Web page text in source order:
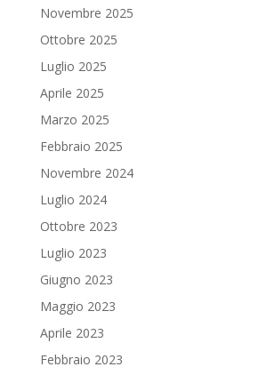
Novembre 2025
Ottobre 2025
Luglio 2025
Aprile 2025
Marzo 2025
Febbraio 2025
Novembre 2024
Luglio 2024
Ottobre 2023
Luglio 2023
Giugno 2023
Maggio 2023
Aprile 2023
Febbraio 2023